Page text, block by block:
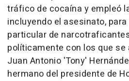
tráfico de cocaína y empleó
incluyendo el asesinato,
particular de
políticamente con los que se
Juan Antonio 'Tony'
hermano del presidente de